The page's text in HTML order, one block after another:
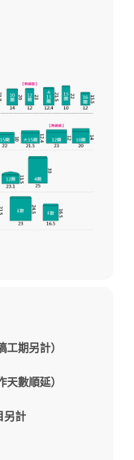
工期另計）
天數順延）
另計